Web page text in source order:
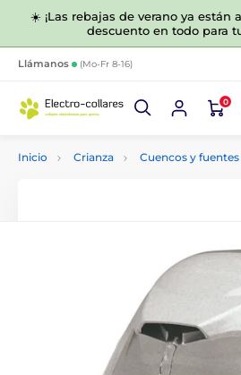
☀️ ¡Las rebajas de verano ya están
descuento en todo para
Llámanos (Mo-Fr 8-16)
0
Inicio Crianza Cuencos y fuentes